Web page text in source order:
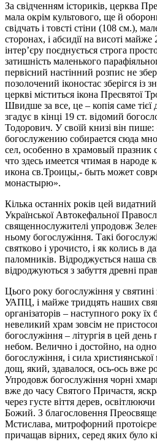
За свідченням істориків, церква
мала окрім культового, ще й
свідчать і товсті стіни (108 см.),
сторонах, і абсидії на висоті майже
інтер’єру поєднується строга
затишність маленького
первісний настінний розпис не
позолочений іконостас зберігся
церкві міститься ікона Пресвятої
Швидше за все, це – копія саме тієї
згадує в кінці 19 ст. відомий
Тодорович. У своїй книзі він
богослужению собирается сюда
сел, особенно в храмовый празник
что здесь имеется чтимая в народе
икона св.Троицы,- быть может
монастырю».
Кілька останніх років цей
Української Автокефальної
священнослужителі упродовж
ньому богослужіння. Такі
святково і урочисто, і як колись в
паломників. Відроджується наша
відроджуються з забуття древні
Цього року богослужіння у
УАПЦ, і майже тридцять наших
організаторів – наступного року
невеликий храм зовсім не
богослужіння – літургія в цей день
небом. Велично і достойно, на
богослужіння, і сила
дощ, який, здавалося, ось-ось вже
Упродовж богослужіння чорні
вже до часу Святого Причастя,
через густе віття дерев,
Божий. З благословення
Мстислава, митрофорний
причащав вірних, серед яких було